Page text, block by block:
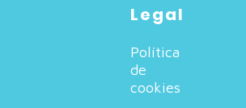
Legal
Política
de
cookies